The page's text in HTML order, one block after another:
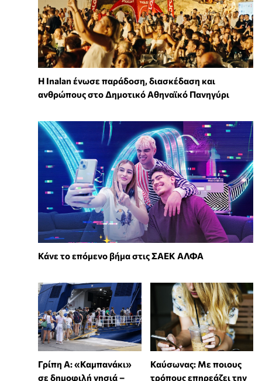
Η Inalan ένωσε παράδοση, διασκέδαση και
ανθρώπους στο Δημοτικό Αθηναϊκό Πανηγύρι
Κάνε το επόμενο βήμα στις ΣΑΕΚ ΑΛΦΑ
Γρίπη Α: «Καμπανάκι»
σε δημοφιλή νησιά –
Καύσωνας: Με ποιους
τρόπους επηρεάζει την